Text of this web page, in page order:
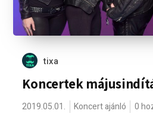
tixa
Koncertek
2019.05.01. Koncert ajánló 0